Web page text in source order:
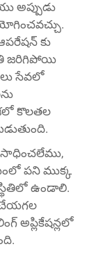
అప్పుడు
కు
జరిగిపోయి
సేవలో
కొలతల
సాధించలేము,
పని ముక్క
ఉండాలి.
చేయగల
అప్లికేషన్లలో